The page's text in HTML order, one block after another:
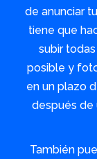
de anunciar
tiene que
subir
posible y
en un plazo
después de
También